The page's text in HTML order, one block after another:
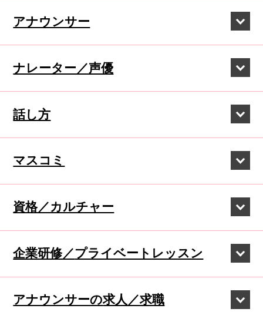
アナウンサー
ナレーター／声優
話し方
マスコミ
資格／カルチャー
企業研修／プライベートレッスン
アナウンサーの求人／求職